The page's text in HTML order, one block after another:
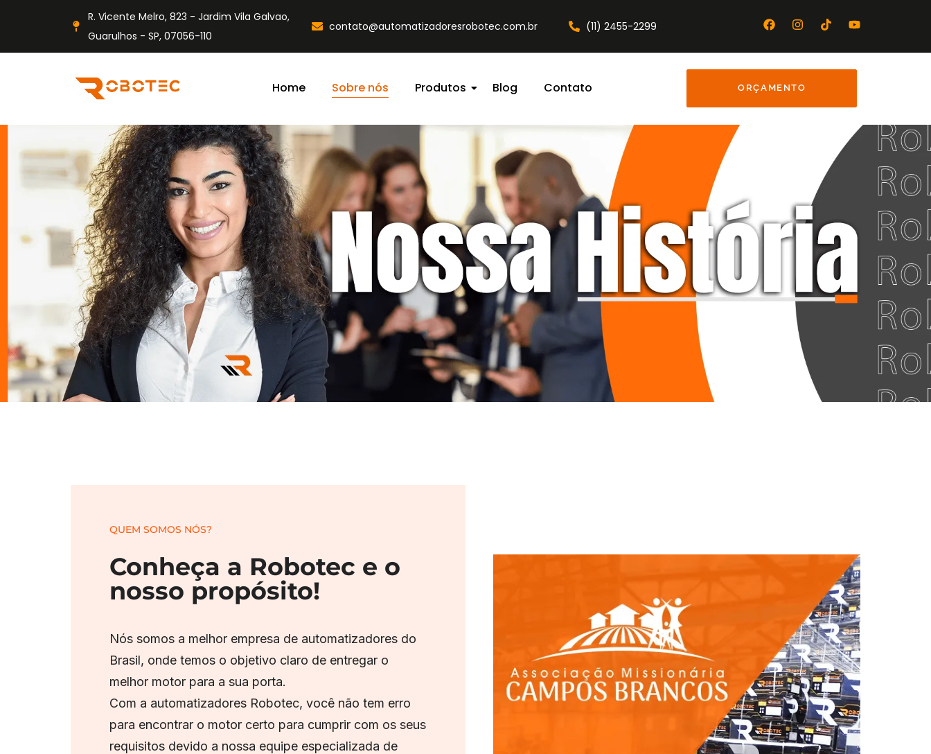
R. Vicente Melro, 823 - Jardim Vila Galvao,
Guarulhos - SP, 07056-110
contato@automatizadoresrobotec.com.br (11) 2455-2299
Home Sobre nós Produtos Blog Contato ORÇAMENTO
QUEM SOMOS NÓS?
Conheça a Robotec e o
nosso propósito!
Nós somos a melhor empresa de automatizadores do
Brasil, onde temos o objetivo claro de entregar o
melhor motor para a sua porta.
Com a automatizadores Robotec, você não tem erro
para encontrar o motor certo para cumprir com os seus
requisitos devido a nossa equipe especializada de